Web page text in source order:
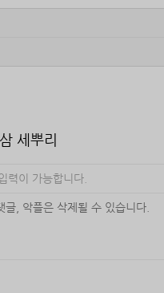
세뿌리
력이 가능합니다.